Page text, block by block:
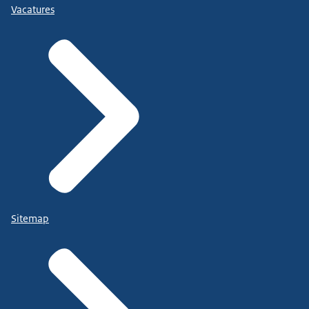
Vacatures
Sitemap